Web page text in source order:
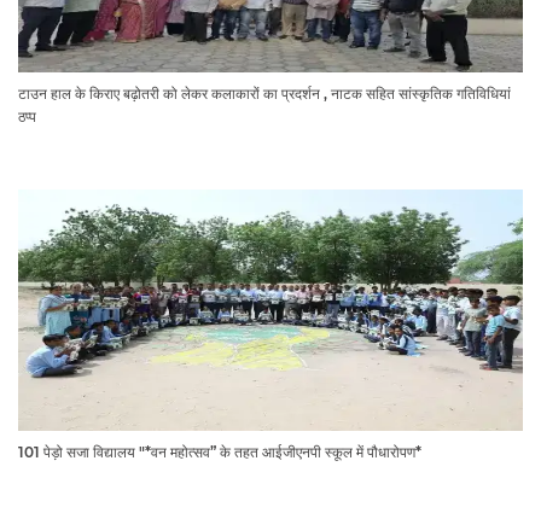
टाउन हाल के किराए बढ़ोतरी को लेकर कलाकारों का प्रदर्शन , नाटक सहित सांस्कृतिक गतिविधियां
ठप्प
101 पेड़ो सजा विद्यालय "*वन महोत्सव” के तहत आईजीएनपी स्कूल में पौधारोपण*